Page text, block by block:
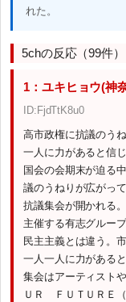
れた。
5chの反応（99件）
1：ユキヒョウ(神
ID:FjdTtK8u0
高市政権に抗議のう
一人に力があると信
国会の会期末が迫る
議のうねりが広がっ
抗議集会が開かれる。
主催する有志グルー
民主主義とは違う。
一人一人に力がある
集会はアーティスト
ＵＲ ＦＵＴＵＲＥ